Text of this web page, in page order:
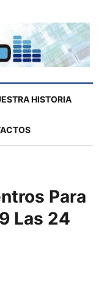
HISTORIA
Para
Las 24